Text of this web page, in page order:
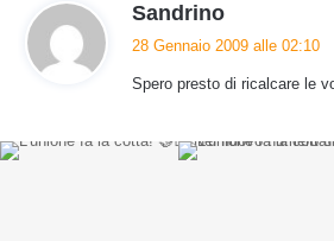
Sandrino
a
e
t
28 Gennaio 2009 alle 02:10
Spero presto di ricalcare le